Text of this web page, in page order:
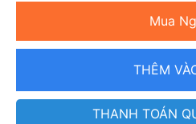
Mua
THÊM
THANH TOÁN